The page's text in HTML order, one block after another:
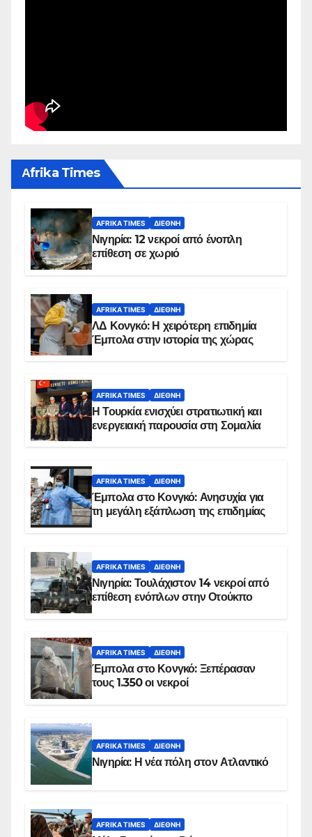
Αfrika Times
AFRIKA TIMES ΔΙΕΘΝΉ
Νιγηρία: 12 νεκροί από ένοπλη
επίθεση σε χωριό
AFRIKA TIMES ΔΙΕΘΝΉ
ΛΔ Κονγκό: Η χειρότερη επιδημία
Έμπολα στην ιστορία της χώρας
AFRIKA TIMES ΔΙΕΘΝΉ
Η Τουρκία ενισχύει στρατιωτική και
ενεργειακή παρουσία στη Σομαλία
AFRIKA TIMES ΔΙΕΘΝΉ
Έμπολα στο Κονγκό: Ανησυχία για
τη μεγάλη εξάπλωση της επιδημίας
AFRIKA TIMES ΔΙΕΘΝΉ
Νιγηρία: Τουλάχιστον 14 νεκροί από
επίθεση ενόπλων στην Οτούκπο
AFRIKA TIMES ΔΙΕΘΝΉ
Έμπολα στο Κονγκό: Ξεπέρασαν
τους 1.350 οι νεκροί
AFRIKA TIMES ΔΙΕΘΝΉ
Νιγηρία: Η νέα πόλη στον Ατλαντικό
AFRIKA TIMES ΔΙΕΘΝΉ